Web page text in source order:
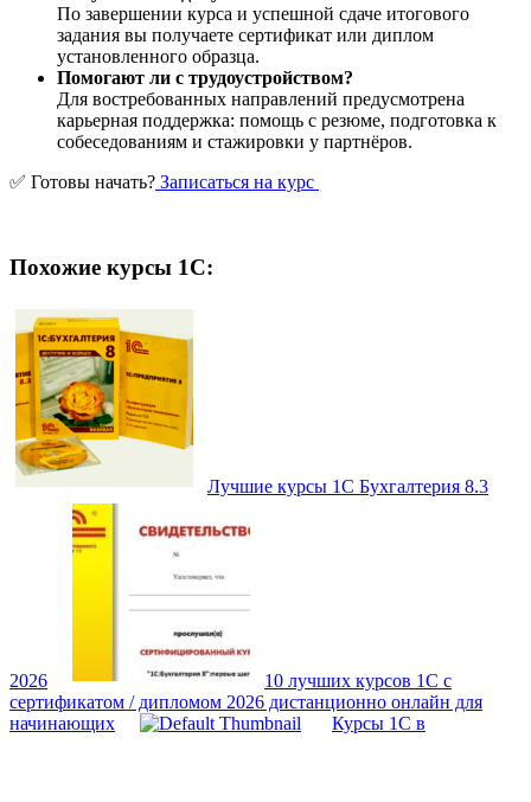
По завершении курса и успешной сдаче итогового
задания вы получаете сертификат или диплом
установленного образца.
Помогают ли с трудоустройством?
Для востребованных направлений предусмотрена
карьерная поддержка: помощь с резюме, подготовка к
собеседованиям и стажировки у партнёров.
✅ Готовы начать? Записаться на курс
Похожие курсы 1С:
Лучшие курсы 1С Бухгалтерия 8.3
2026
10 лучших курсов 1С с
сертификатом / дипломом 2026 дистанционно онлайн для
начинающих
Курсы 1С в